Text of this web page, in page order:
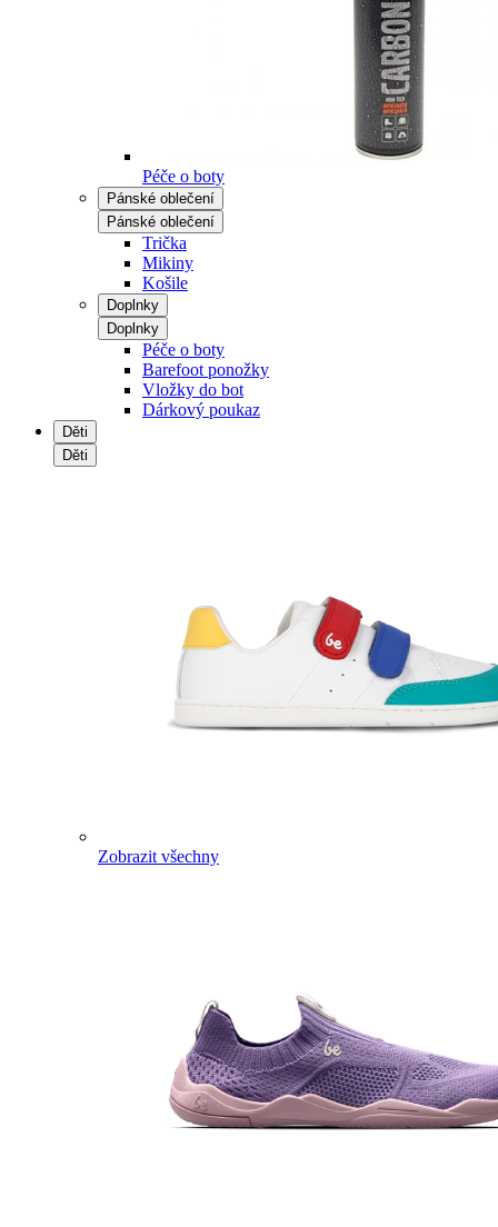
Péče o boty
Pánské oblečení
Pánské oblečení
Trička
Mikiny
Košile
Doplnky
Doplnky
Péče o boty
Barefoot ponožky
Vložky do bot
Dárkový poukaz
Děti
Děti
Zobrazit všechny